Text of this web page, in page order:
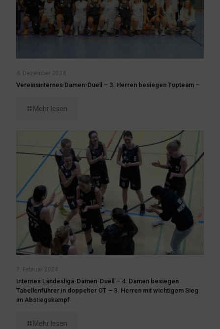
4. Dezember 2024
Vereinsinternes Damen-Duell – 3. Herren besiegen Topteam –
Mehr lesen
7. Februar 2024
Internes Landesliga-Damen-Duell – 4. Damen besiegen
Tabellenführer in doppelter OT – 3. Herren mit wichtigem Sieg
im Abstiegskampf
Mehr lesen